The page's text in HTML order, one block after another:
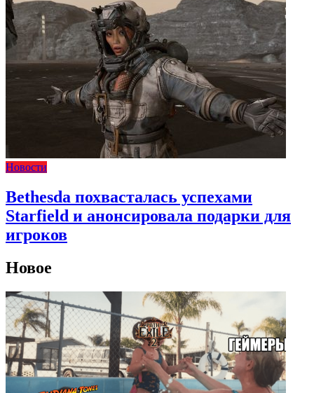
Новости
Bethesda похвасталась успехами
Starfield и анонсировала подарки для
игроков
Новое